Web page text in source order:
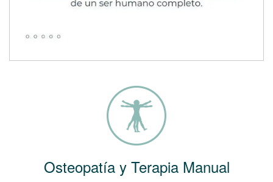
Osteopatía y Terapia Manual